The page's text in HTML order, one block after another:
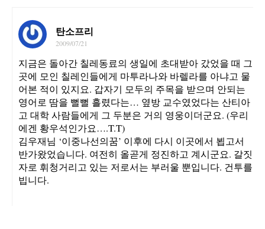
탄소프리
2009/07/21
지금은 돌아간 칠레동료의 생일에 초대받아 갔었을 때 그
곳에 모인 칠레인들에게 마투라나와 바렐라를 아냐고 물
어본 적이 있지요. 갑자기 모두의 주목을 받으며 안되는
영어로 땀을 뻘뻘 흘렸다는… 옆방 교수였었다는 산티아
고 대학 사람들에게 그 두분은 거의 영웅이더군요. (우리
에겐 황우석인가요….T.T)
김우재님 ‘이중나선의꿈’ 이후에 다시 이곳에서 뵙고서
반가왔었습니다. 여전히 올곧게 정진하고 계시군요. 갈짓
자로 휘청거리고 있는 저로서는 부러울 뿐입니다. 건투를
빕니다.